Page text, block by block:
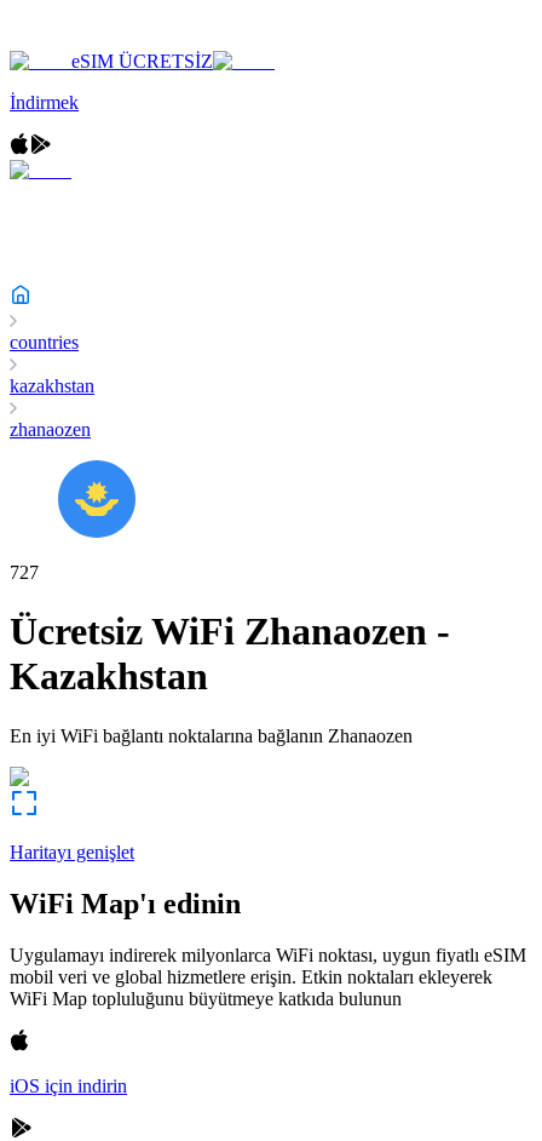
eSIM ÜCRETSİZ
İndirmek
countries
kazakhstan
zhanaozen
727
Ücretsiz WiFi Zhanaozen -
Kazakhstan
En iyi WiFi bağlantı noktalarına bağlanın Zhanaozen
Haritayı genişlet
WiFi Map'ı edinin
Uygulamayı indirerek milyonlarca WiFi noktası, uygun fiyatlı eSIM
mobil veri ve global hizmetlere erişin. Etkin noktaları ekleyerek
WiFi Map topluluğunu büyütmeye katkıda bulunun
iOS için indirin